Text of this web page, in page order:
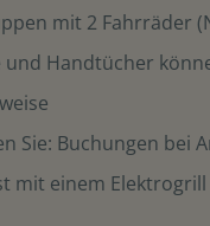
mit 2 Fahrräder
und Handtücher
Sie: Buchungen bei
mit einem